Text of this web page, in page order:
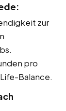
zur
pro
Balance.